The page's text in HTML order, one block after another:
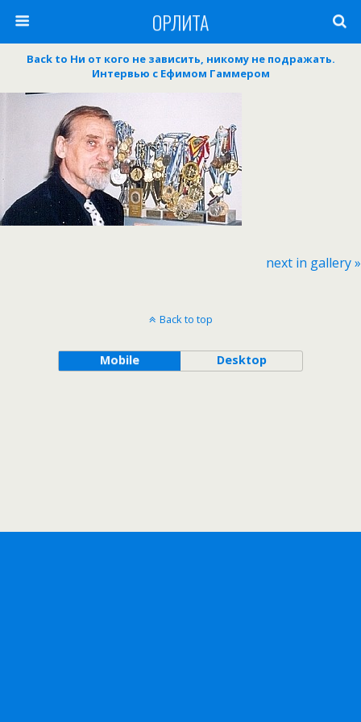
ОРЛИТА
Back to Ни от кого не зависить, никому не подражать.
Интервью с Ефимом Гаммером
next in gallery »
Back to top
Mobile Desktop